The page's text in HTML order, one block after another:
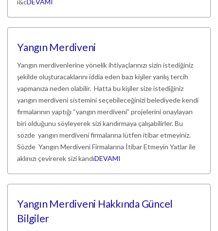
i&cDEVAMI
Yangın Merdiveni
Yangın merdivenlerine yönelik ihtiyaçlarınızı sizin istediğiniz
şekilde oluşturacaklarını iddia eden bazı kişiler yanlış tercih
yapmanıza neden olabilir. Hatta bu kişiler size istediğiniz
yangın merdiveni sistemini seçebileceğinizi belediyede kendi
firmalarının yaptığı “yangın merdiveni” projelerini onaylayan
biri olduğunu söyleyerek sizi kandırmaya çalışabilirler. Bu
sözde yangın merdiveni firmalarına lütfen itibar etmeyiniz.
Sözde Yangın Merdiveni Firmalarına İtibar Etmeyin Yatlar ile
aklınızı çevirerek sizi kandıDEVAMI
Yangın Merdiveni Hakkında Güncel
Bilgiler